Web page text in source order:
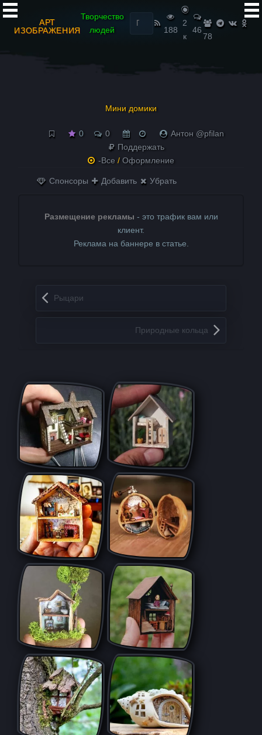
АРТ
ИЗОБРАЖЕНИЯ
Творчество
людей
Найти:
188
2
к
46
78
Мини домики
0 0
Антон @pfilan
Поддержать
-Все / Оформление
Спонсоры Добавить Убрать
Размещение рекламы - это трафик вам или
клиент.
Реклама на баннере в статье.
Запись навигация
Рыцари
Природные кольца